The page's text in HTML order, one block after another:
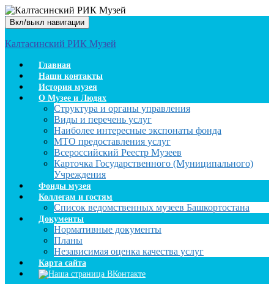
Вкл/выкл навигации
Калтасинский РИК Музей
Главная
Наши контакты
История музея
О Музее и Людях
Структура и органы управления
Виды и перечень услуг
Наиболее интересные экспонаты фонда
МТО предоставления услуг
Всероссийский Реестр Музеев
Карточка Государственного (Муниципального)
Учреждения
Фонды музея
Коллегам и гостям
Список ведомственных музеев Башкортостана
Документы
Нормативные документы
Планы
Независимая оценка качества услуг
Карта сайта